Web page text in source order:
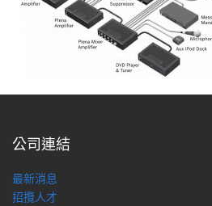
公司連結
最新消息
招攬人才